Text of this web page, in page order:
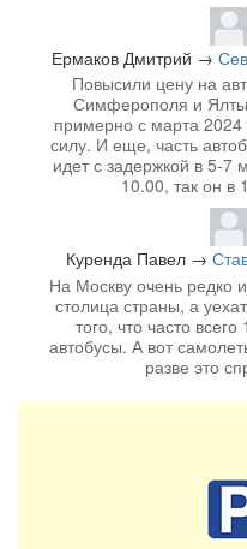
Ермаков Дмитрий →
Повысили цену на
Симферополя и
примерно с марта 2024
силу. И еще, часть
идет с задержкой в 5-7
10.00, так он в
Куренда Павел→
На Москву очень редко
столица страны, а
того, что часто
автобусы. А вот
разве это